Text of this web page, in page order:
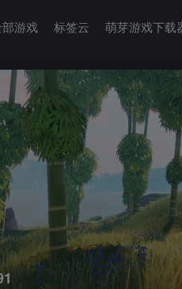
游戏 标签云 萌芽游戏下载